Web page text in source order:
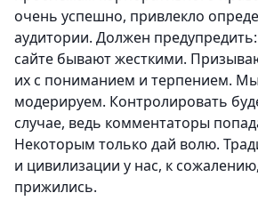
очень успешно, привлекло
аудитории. Должен
сайте бывают жесткими.
их с пониманием и терпением.
модерируем. Контролировать
случае, ведь комментаторы
Некоторым только дай волю.
и цивилизации у нас, к
прижились.